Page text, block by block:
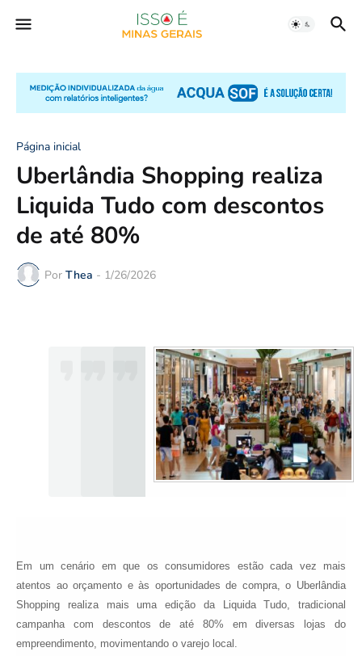
Página inicial
Uberlândia Shopping realiza
Liquida Tudo com descontos
de até 80%
Por Thea - 1/26/2026
Em um cenário em que os consumidores estão cada vez mais
atentos ao orçamento e às oportunidades de compra, o Uberlândia
Shopping realiza mais uma edição da Liquida Tudo, tradicional
campanha com descontos de até 80% em diversas lojas do
empreendimento, movimentando o varejo local.